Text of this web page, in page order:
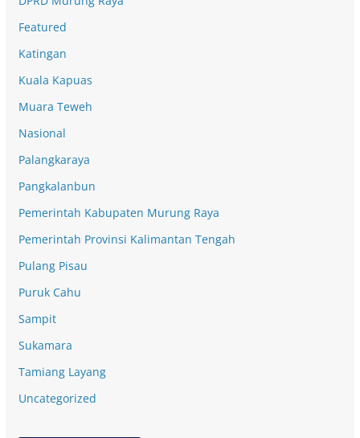
Featured
Katingan
Kuala Kapuas
Muara Teweh
Nasional
Palangkaraya
Pangkalanbun
Pemerintah Kabupaten Murung Raya
Pemerintah Provinsi Kalimantan Tengah
Pulang Pisau
Puruk Cahu
Sampit
Sukamara
Tamiang Layang
Uncategorized